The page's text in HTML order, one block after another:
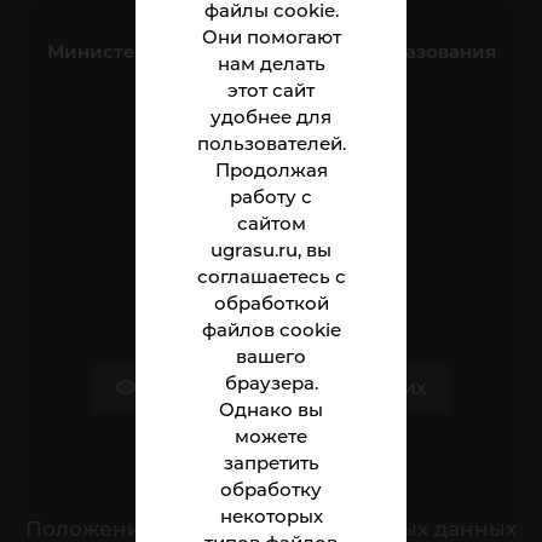
файлы cookie.
Они помогают
нам делать
этот сайт
удобнее для
пользователей.
Продолжая
работу с
сайтом
ugrasu.ru, вы
соглашаетесь с
обработкой
файлов cookie
вашего
браузера.
Однако вы
можете
запретить
обработку
некоторых
Министерство науки и высшего образования
Российской Федерации
Институт
Абитуриенту
Студенту
Сотруднику
Версия для слабовидящих
Обращения граждан
Положение о защите персональных данных